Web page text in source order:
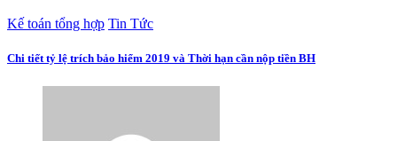
Kế toán tổng hợp Tin Tức
Chi tiết tỷ lệ trích bảo hiểm 2019 và Thời hạn cần nộp tiền BH